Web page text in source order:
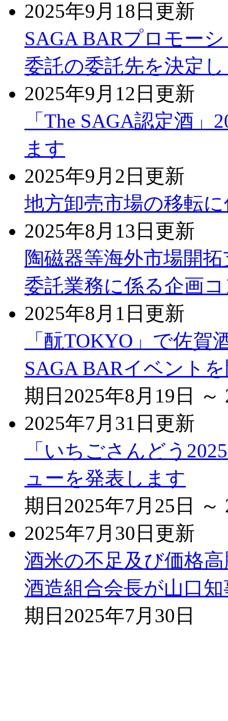
2025年9月18日更新
SAGA BARプロモー
委託の委託先を決定
2025年9月12日更新
「The SAGA認定酒
ます
2025年9月2日更新
地方卸売市場の移転
2025年8月13日更新
陶磁器等海外市場開
委託業務に係る企画
2025年8月1日更新
「酛TOKYO」で佐
SAGA BARイベント
期日 2025年8月19日 ～
2025年7月31日更新
「いちごさんどう
ューを発表します
期日 2025年7月25日 ～
2025年7月30日更新
酒米の不足及び価格
酒造組合会長が山口
期日 2025年7月30日